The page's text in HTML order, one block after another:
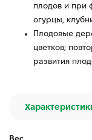
плодов и при
огурцы,
Плодовые
цветков;
развития
Вес